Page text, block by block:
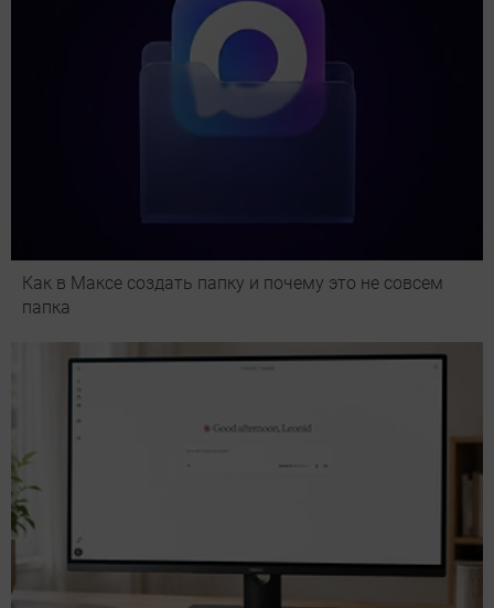
Как в Максе создать папку и почему это не совсем
папка